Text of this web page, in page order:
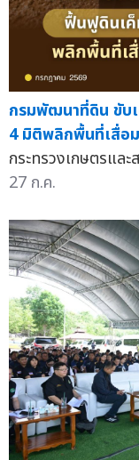
กรมพัฒนาที่ดิน ขับ
4 มิติพลิกพื้นที่เสื่อ
กระทรวงเกษตรแล
27 ก.ค.